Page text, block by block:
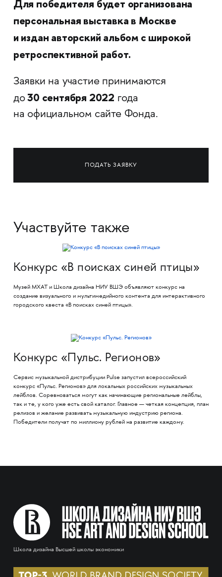
Для победителя будет организована
персональная выставка в Москве
и издан авторский альбом с широкой
ретроспективной работ.
Заявки на участие принимаются
до30 сентября 2022 года
на официальном сайте Фонда.
ПОДАТЬ ЗАЯВКУ
Участвуйте также
Конкурс «В поисках синей птицы»
Музей МХАТ и Школа дизайна НИУ ВШЭ объявляют конкурс на
создание визуального и мультимедийного контента для интерактивного
городского квеста «В поисках синей птицы».
Конкурс «Пульс. Регионов»
Сервис музыкальной дистрибуции Pulse запустил всероссийский
конкурс «Пульс. Регионов» для локальных российских музыкальных
лейблов. Соревноваться могут как начинающие региональные лейблы,
так и те, у кого уже есть свой каталог. Главное — четкая концепция, план
релизов и желание развивать музыкальную индустрию региона.
Победители получат по миллиону рублей на развитие каждому.
Школа дизайна Высшей школы экономики